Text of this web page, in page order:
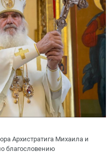
Архистратига Михаила и
благословению